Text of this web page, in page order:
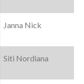
Janna Nick
Siti Nordiana